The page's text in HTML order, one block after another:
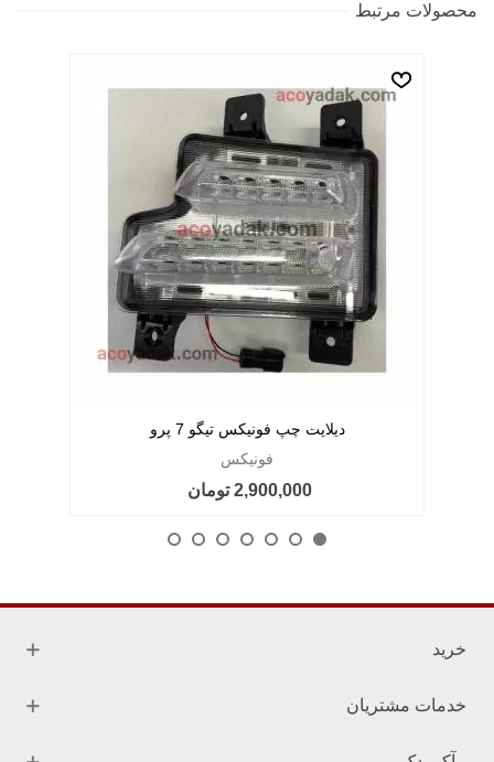
محصولات مرتبط
دیلایت چپ فونیکس تیگو 7 پرو
فونیکس
2,900,000 تومان
خرید
خدمات مشتریان